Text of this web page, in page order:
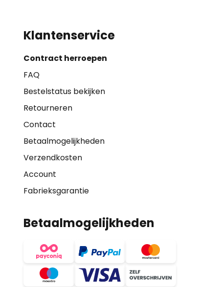
Klantenservice
Contract herroepen
FAQ
Bestelstatus bekijken
Retourneren
Contact
Betaalmogelijkheden
Verzendkosten
Account
Fabrieksgarantie
Betaalmogelijkheden